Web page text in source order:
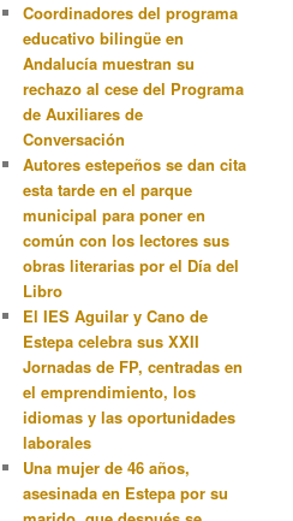
Coordinadores del programa
educativo bilingüe en
Andalucía muestran su
rechazo al cese del Programa
de Auxiliares de
Conversación
Autores estepeños se dan cita
esta tarde en el parque
municipal para poner en
común con los lectores sus
obras literarias por el Día del
Libro
El IES Aguilar y Cano de
Estepa celebra sus XXII
Jornadas de FP, centradas en
el emprendimiento, los
idiomas y las oportunidades
laborales
Una mujer de 46 años,
asesinada en Estepa por su